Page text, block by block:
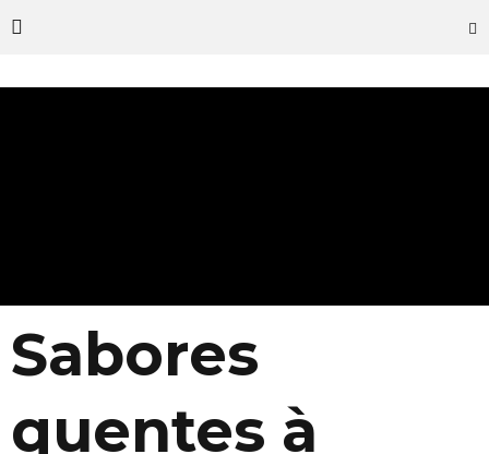
Sabores
quentes à